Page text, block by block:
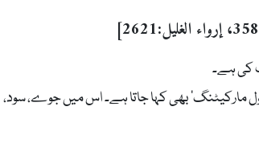
کی ہے۔
بھی کہا جاتا ہے۔ اس میں جوے، سود،